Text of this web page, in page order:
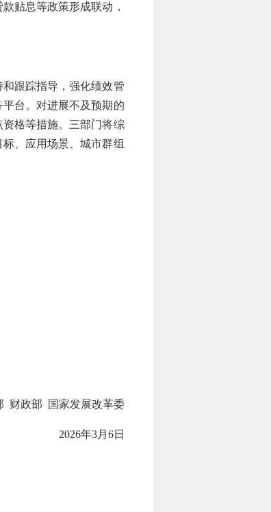
贴息等政策形成联动，
跟踪指导，强化绩效管
台。对进展不及预期的
格等措施。三部门将综
、应用场景、城市群组
财政部 国家发展改革委
2026年3月6日